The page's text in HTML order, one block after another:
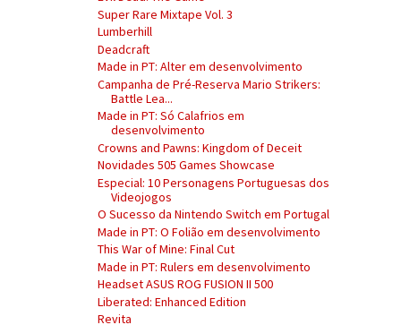
Super Rare Mixtape Vol. 3
Lumberhill
Deadcraft
Made in PT: Alter em desenvolvimento
Campanha de Pré-Reserva Mario Strikers:
Battle Lea...
Made in PT: Só Calafrios em
desenvolvimento
Crowns and Pawns: Kingdom of Deceit
Novidades 505 Games Showcase
Especial: 10 Personagens Portuguesas dos
Videojogos
O Sucesso da Nintendo Switch em Portugal
Made in PT: O Folião em desenvolvimento
This War of Mine: Final Cut
Made in PT: Rulers em desenvolvimento
Headset ASUS ROG FUSION II 500
Liberated: Enhanced Edition
Revita